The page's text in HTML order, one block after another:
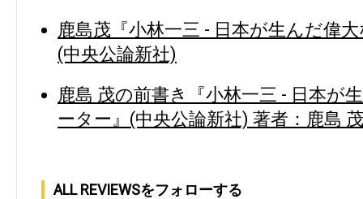
鹿島茂『小林一三 - 日本が生んだ偉
(中央公論新社)
鹿島 茂の前書き『小林一三 - 日本が
ーター』(中央公論新社) 著者：鹿島 茂
ALL REVIEWSをフォローする